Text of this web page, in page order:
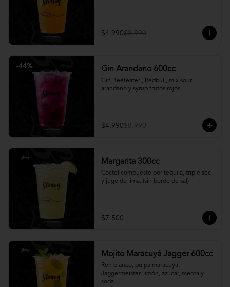
$4.990$8.990
-44% Gin Arandano 600cc
Gin Beefeater , Redbull, mix sour
arandano y syrup frutos rojos.
$4.990$8.990
Margarita 300cc
Cóctel compuesto por tequila, triple sec
y jugo de lima. (sin borde de sal)
$7.500
Mojito Maracuyá Jagger 600cc
Ron blanco, pulpa maracuyá,
Jaggermeister, limón, azúcar, menta y
soda